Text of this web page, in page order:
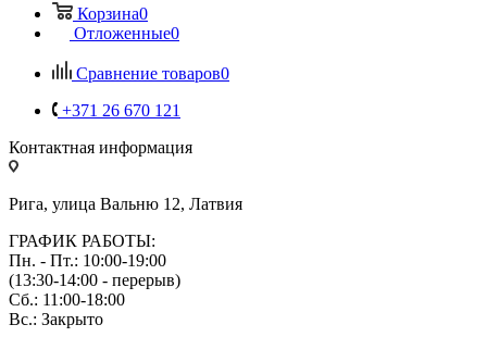
Корзина0
Отложенные0
Сравнение товаров0
+371 26 670 121
Контактная информация
Рига, улица Вальню 12, Латвия
ГРАФИК РАБОТЫ:
Пн. - Пт.: 10:00-19:00
(13:30-14:00 - перерыв)
Сб.: 11:00-18:00
Вс.: Закрыто